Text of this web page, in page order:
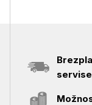
servise